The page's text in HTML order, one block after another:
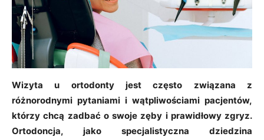
Wizyta u ortodonty jest często związana z
różnorodnymi pytaniami i wątpliwościami pacjentów,
którzy chcą zadbać o swoje zęby i prawidłowy zgryz.
Ortodoncja, jako specjalistyczna dziedzina